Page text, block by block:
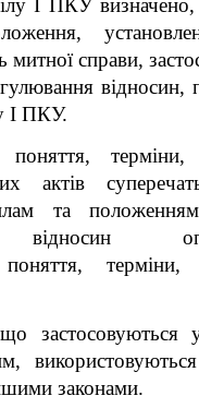
І ПКУ
митної справи,
відносин,
І ПКУ.
терміни,
актів
та
відносин
поняття,
що
законами.